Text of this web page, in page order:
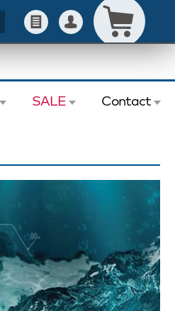
SALE Contact